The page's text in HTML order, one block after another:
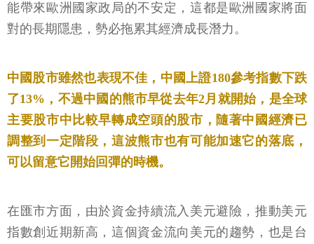
能帶來歐洲國家政局的不安定，這都是歐洲國家將面
對的長期隱患，勢必拖累其經濟成長潛力。
中國股市雖然也表現不佳，中國上證180參考指數下跌
了13%，不過中國的熊市早從去年2月就開始，是全球
主要股市中比較早轉成空頭的股市，隨著中國經濟已
調整到一定階段，這波熊市也有可能加速它的落底，
可以留意它開始回彈的時機。
在匯市方面，由於資金持續流入美元避險，推動美元
指數創近期新高，這個資金流向美元的趨勢，也是台